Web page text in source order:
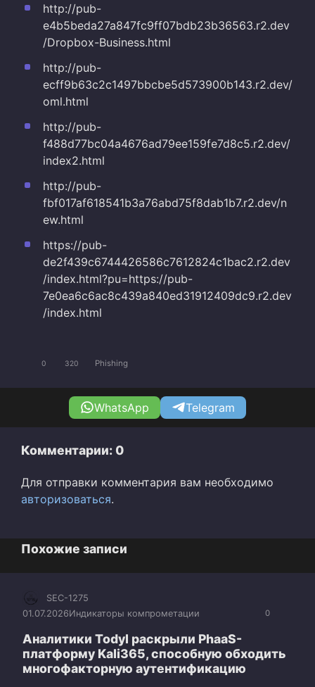
http://pub-
e4b5beda27a847fc9ff07bdb23b36563.r2.dev
/Dropbox-Business.html
http://pub-
ecff9b63c2c1497bbcbe5d573900b143.r2.dev/
oml.html
http://pub-
f488d77bc04a4676ad79ee159fe7d8c5.r2.dev/
index2.html
http://pub-
fbf017af618541b3a76abd75f8dab1b7.r2.dev/n
ew.html
https://pub-
de2f439c6744426586c7612824c1bac2.r2.dev
/index.html?pu=https://pub-
7e0ea6c6ac8c439a840ed31912409dc9.r2.dev
/index.html
0 320 Phishing
WhatsApp Telegram
Комментарии: 0
Для отправки комментария вам необходимо
авторизоваться.
Похожие записи
0
SEC-1275
01.07.2026Индикаторы компрометации
Аналитики Todyl раскрыли PhaaS-
платформу Kali365, способную обходить
многофакторную аутентификацию